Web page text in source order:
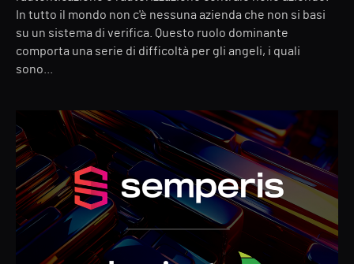
In tutto il mondo non c'è nessuna azienda che non si basi
su un sistema di verifica. Questo ruolo dominante
comporta una serie di difficoltà per gli angeli, i quali
sono...